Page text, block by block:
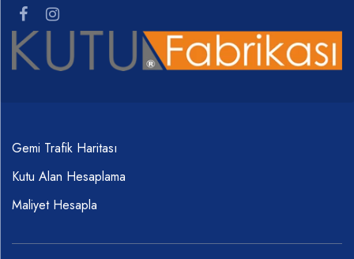
Gemi Trafik Haritası
Kutu Alan Hesaplama
Maliyet Hesapla